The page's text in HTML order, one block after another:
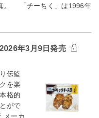
。 「チーちく」は1996年
年3月9日発売
伝監
を楽
格的
がで
メーカ